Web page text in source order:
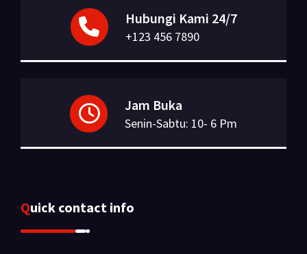
Hubungi Kami 24/7
+123 456 7890
Jam Buka
Senin-Sabtu: 10- 6 Pm
Quick contact info